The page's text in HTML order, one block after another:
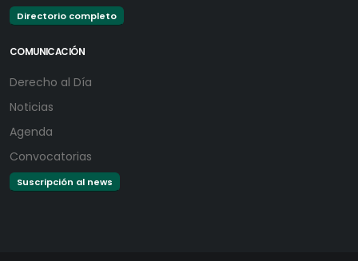
Directorio completo
COMUNICACIÓN
Derecho al Día
Noticias
Agenda
Convocatorias
Suscripción al news